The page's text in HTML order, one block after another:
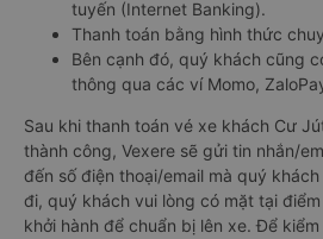
tuyến (Internet Banking).
Thanh toán bằng hình thức
Bên cạnh đó, quý khách cũng
thông qua các ví Momo,
Sau khi thanh toán vé xe khách Cư
thành công, Vexere sẽ gửi tin nhắn/
đến số điện thoại/email mà quý
đi, quý khách vui lòng có mặt tại
khởi hành để chuẩn bị lên xe. Để